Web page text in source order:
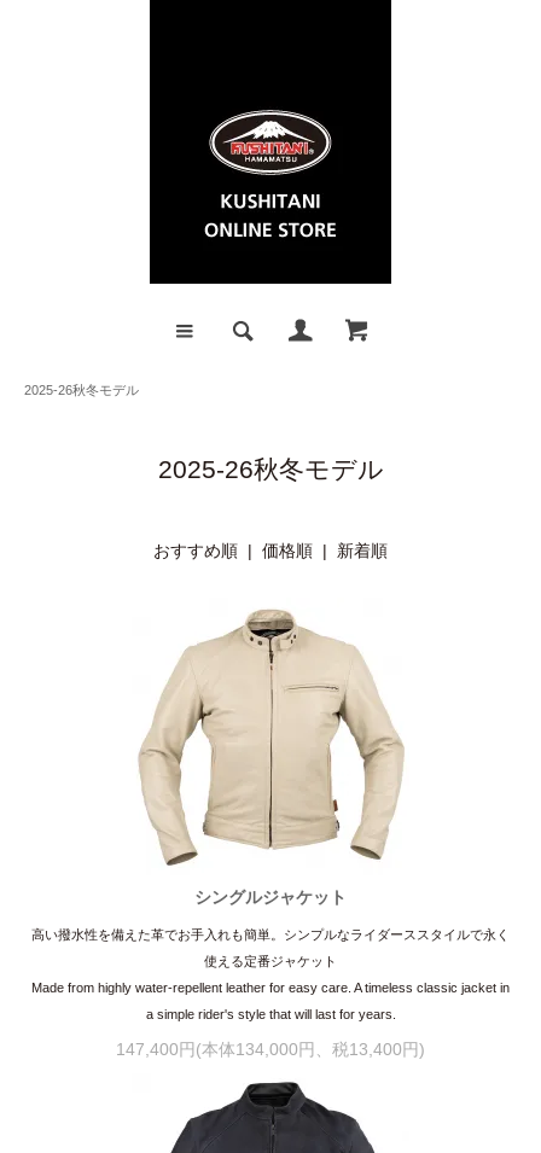
2025-26秋冬モデル
2025-26秋冬モデル
おすすめ順 | 価格順 | 新着順
シングルジャケット
高い撥水性を備えた革でお手入れも簡単。シンプルなライダーススタイルで永く
使える定番ジャケット
Made from highly water-repellent leather for easy care. A timeless classic jacket in
a simple rider's style that will last for years.
147,400円(本体134,000円、税13,400円)